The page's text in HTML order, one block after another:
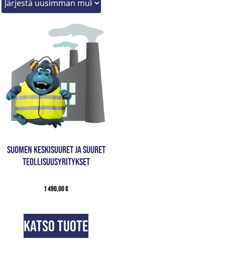
Suomen keskisuuret ja suuret
teollisuusyritykset
1 490,00€
Katso tuote